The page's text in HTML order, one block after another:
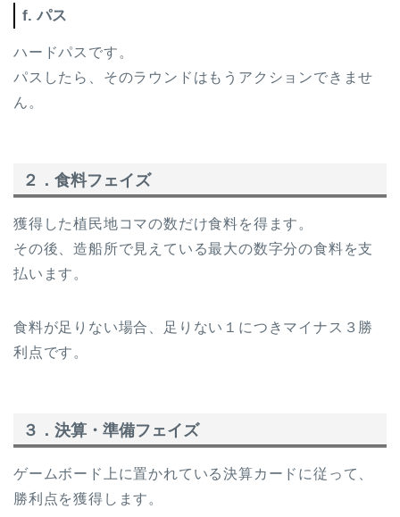
f. パス
ハードパスです。
パスしたら、そのラウンドはもうアクションできませ
ん。
２．食料フェイズ
獲得した植民地コマの数だけ食料を得ます。
その後、造船所で見えている最大の数字分の食料を支
払います。
食料が足りない場合、足りない１につきマイナス３勝
利点です。
３．決算・準備フェイズ
ゲームボード上に置かれている決算カードに従って、
勝利点を獲得します。